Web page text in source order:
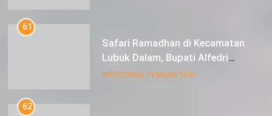
61
Safari Ramadhan di Kecamatan
Lubuk Dalam, Bupati Alfedri
Mengingatkan Masyarakat
INFOTORIAL PEMKAB SIAK
62